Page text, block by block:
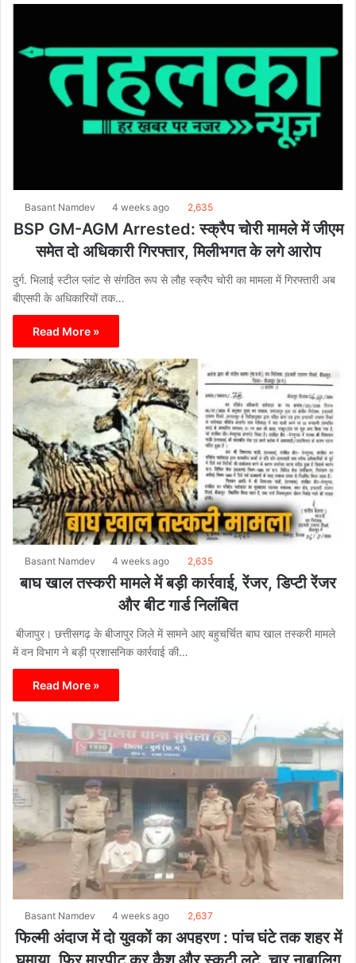
Basant Namdev 4 weeks ago 2,635
BSP GM-AGM Arrested: स्क्रैप चोरी मामले में जीएम
समेत दो अधिकारी गिरफ्तार, मिलीभगत के लगे आरोप
दुर्ग. भिलाई स्टील प्लांट से संगठित रूप से लौह स्क्रैप चोरी का मामला में गिरफ्तारी अब
बीएसपी के अधिकारियों तक…
Read More »
Basant Namdev 4 weeks ago 2,635
बाघ खाल तस्करी मामले में बड़ी कार्रवाई, रेंजर, डिप्टी रेंजर
और बीट गार्ड निलंबित
बीजापुर। छत्तीसगढ़ के बीजापुर जिले में सामने आए बहुचर्चित बाघ खाल तस्करी मामले
में वन विभाग ने बड़ी प्रशासनिक कार्रवाई की…
Read More »
Basant Namdev 4 weeks ago 2,637
फिल्मी अंदाज में दो युवकों का अपहरण : पांच घंटे तक शहर में